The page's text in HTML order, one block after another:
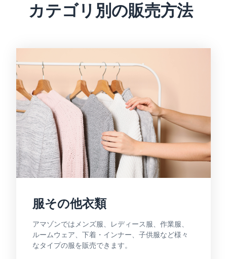
カテゴリ別の販売方法
服その他衣類
アマゾンではメンズ服、レディース服、作業服、
ルームウェア、下着・インナー、子供服など様々
なタイプの服を販売できます。